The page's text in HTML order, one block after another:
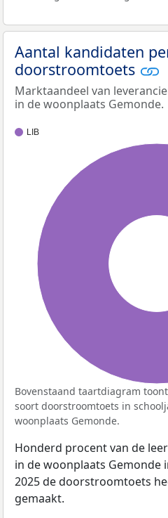
Aantal kandidaten
doorstroomtoets
Marktaandeel van
in de woonplaats Gemonde.
LIB
Bovenstaand taartdiagram
soort doorstroomtoets in
woonplaats Gemonde.
Honderd procent van de
in de woonplaats Gemonde
2025 de doorstroomtoets
gemaakt.